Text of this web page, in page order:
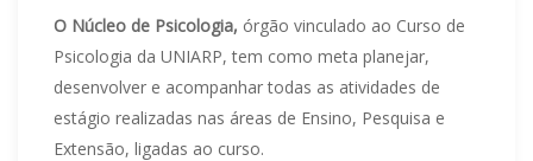
O Núcleo de Psicologia, órgão vinculado ao Curso de
Psicologia da UNIARP, tem como meta planejar,
desenvolver e acompanhar todas as atividades de
estágio realizadas nas áreas de Ensino, Pesquisa e
Extensão, ligadas ao curso.